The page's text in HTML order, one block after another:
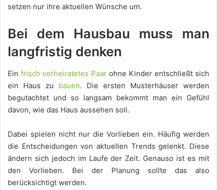
setzen nur ihre aktuellen Wünsche um.
Bei dem Hausbau muss man
langfristig denken
Ein frisch verheiratetes Paar ohne Kinder entschließt sich
ein Haus zu bauen. Die ersten Musterhäuser werden
begutachtet und so langsam bekommt man ein Gefühl
davon, wie das Haus aussehen soll.
Dabei spielen nicht nur die Vorlieben ein. Häufig werden
die Entscheidungen von aktuellen Trends gelenkt. Diese
ändern sich jedoch im Laufe der Zeit. Genauso ist es mit
den Vorlieben. Bei der Planung sollte das also
berücksichtigt werden.